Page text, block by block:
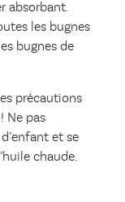
absorbant.
les bugnes
bugnes de
précautions
Ne pas
et se
chaude.